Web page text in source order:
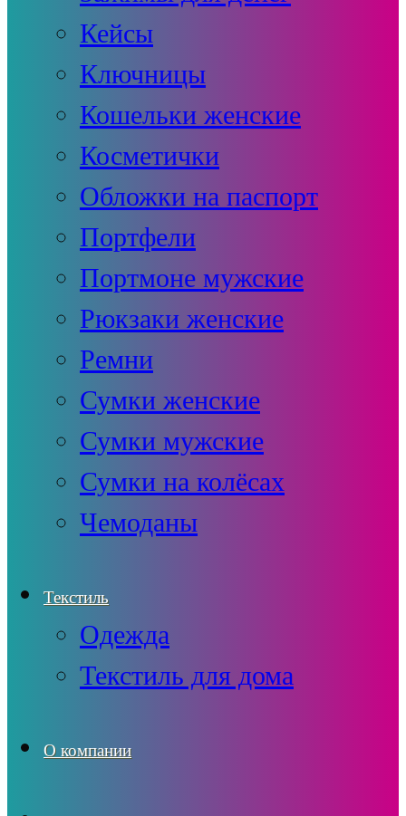
Кейсы
Ключницы
Кошельки женские
Косметички
Обложки на паспорт
Портфели
Портмоне мужские
Рюкзаки женские
Ремни
Сумки женские
Сумки мужские
Сумки на колёсах
Чемоданы
Текстиль
Одежда
Текстиль для дома
О компании